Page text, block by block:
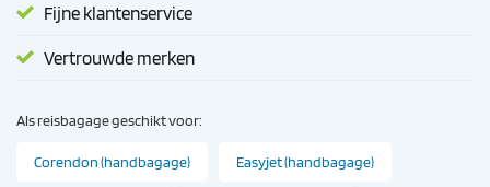
Fijne klantenservice
Vertrouwde merken
Als reisbagage geschikt voor:
Corendon (handbagage) Easyjet (handbagage)